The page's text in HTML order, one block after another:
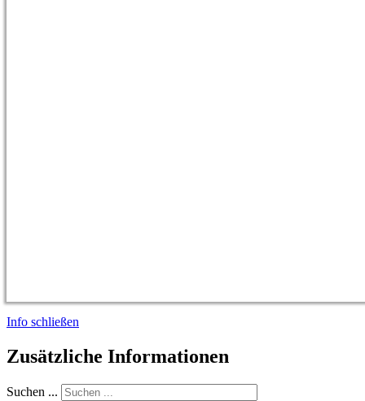
Info schließen
Zusätzliche Informationen
Suchen ...